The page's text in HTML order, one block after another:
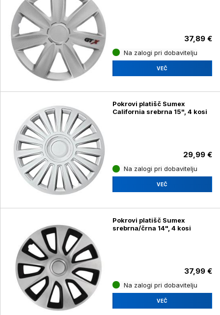
37,89 €
Na zalogi pri dobavitelju
VEČ
Pokrovi platišč Sumex
California srebrna 15", 4 kosi
29,99 €
Na zalogi pri dobavitelju
VEČ
Pokrovi platišč Sumex
srebrna/črna 14", 4 kosi
37,99 €
Na zalogi pri dobavitelju
VEČ